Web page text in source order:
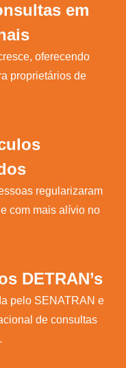
em
oferecendo
proprietários de
regularizaram
com mais alívio no
DETRAN’s
pelo SENATRAN e
de consultas